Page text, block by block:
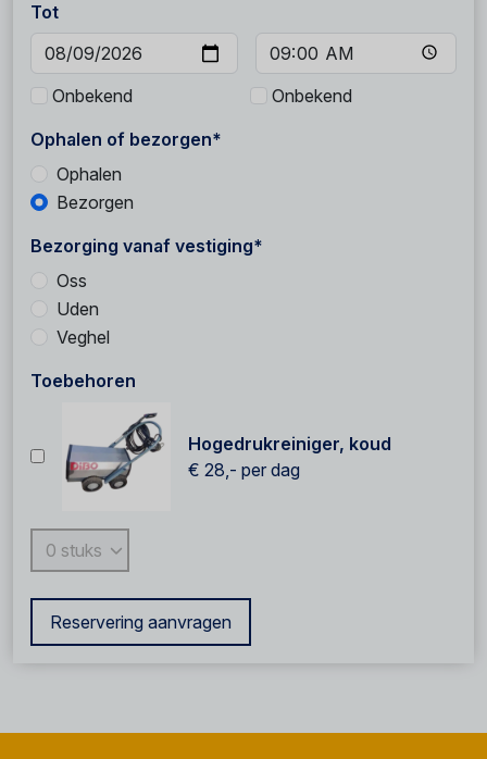
Tot
Onbekend
Onbekend
Ophalen of bezorgen*
Ophalen
Bezorgen
Bezorging vanaf vestiging*
Oss
Uden
Veghel
Toebehoren
Hogedrukreiniger, koud
€ 28,- per dag
Reservering aanvragen